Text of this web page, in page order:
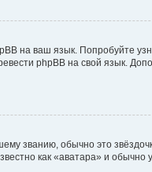
на ваш язык. Попробуйте
phpBB на свой язык.
званию, обычно это
как «аватара» и обычно